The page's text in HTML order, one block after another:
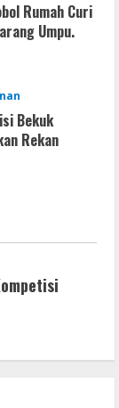
Eks Perwira
Way
Rumah Curi
Umpu.
Bekuk
Rekan